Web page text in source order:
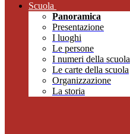
Scuola
Panoramica
Presentazione
I luoghi
Le persone
I numeri della scuola
Le carte della scuola
Organizzazione
La storia